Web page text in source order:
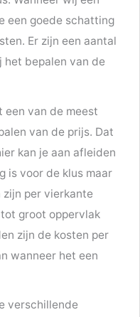
een goede schatting
Er zijn een aantal
het bepalen van de
een van de meest
van de prijs. Dat
kan je aan afleiden
is voor de klus maar
zijn per vierkante
groot oppervlak
zijn de kosten per
wanneer het een
verschillende